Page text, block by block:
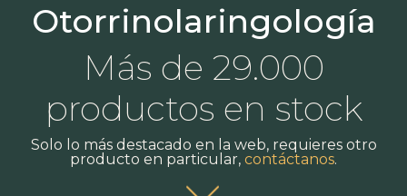
Otorrinolaringología
Más de 29.000
productos en stock
Solo lo más destacado en la web, requieres otro
producto en particular, contáctanos.